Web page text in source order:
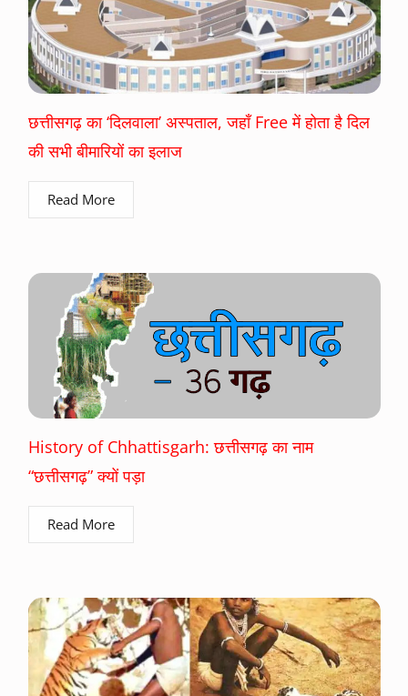
छत्तीसगढ़ का ‘दिलवाला’ अस्पताल, जहाँ Free में होता है दिल
की सभी बीमारियों का इलाज
Read More
History of Chhattisgarh: छत्तीसगढ़ का नाम
“छत्तीसगढ़” क्यों पड़ा
Read More